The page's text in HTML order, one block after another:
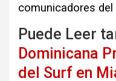
comunicadores del
Puede Leer
Dominicana
del Surf en